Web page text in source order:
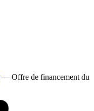
— Offre de financement du